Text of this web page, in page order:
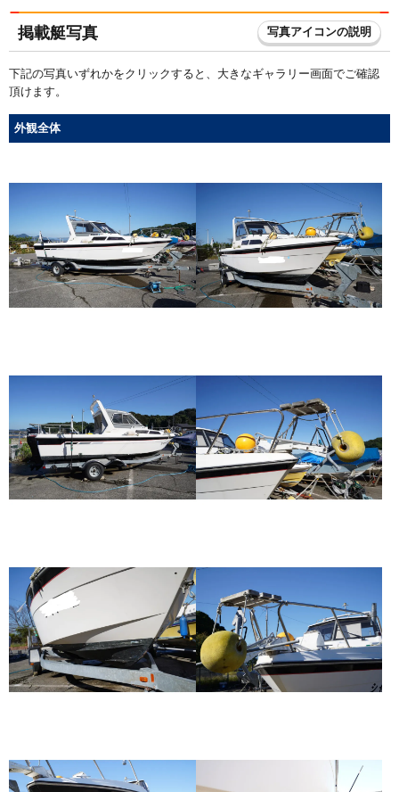
掲載艇写真 写真アイコンの説明
下記の写真いずれかをクリックすると、大きなギャラリー画面でご確認
頂けます。
外観全体